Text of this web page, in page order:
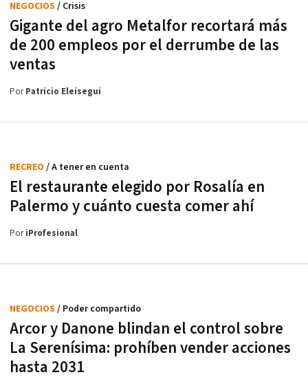
Gigante del agro Metalfor recortará más
de 200 empleos por el derrumbe de las
ventas
NEGOCIOS / Crisis
PorPatricio Eleisegui
El restaurante elegido por Rosalía en
Palermo y cuánto cuesta comer ahí
RECREO / A tener en cuenta
PoriProfesional
Arcor y Danone blindan el control sobre
La Serenísima: prohíben vender acciones
hasta 2031
NEGOCIOS / Poder compartido